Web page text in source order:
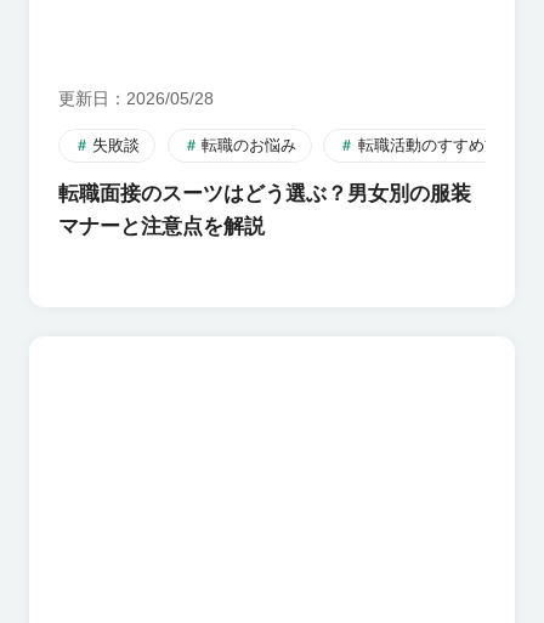
更新日 2026/05/28
失敗談 転職のお悩み 転職活動のすすめ方
転職面接のスーツはどう選ぶ？男女別の服装
マナーと注意点を解説